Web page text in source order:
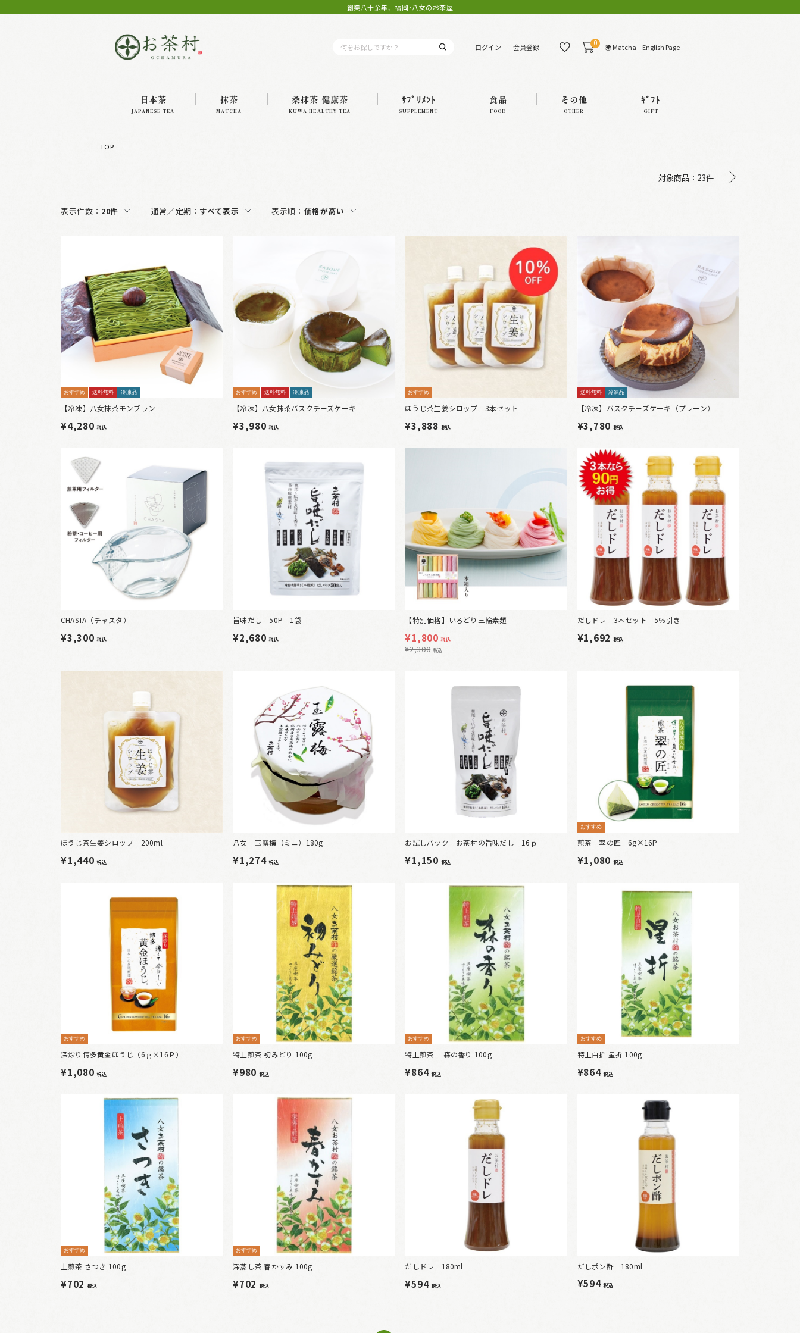
創業八十余年、福岡･八女のお茶屋
ログイン 会員登録 0 🌍 Matcha – English Page
日本茶
JAPANESE TEA
抹茶
MATCHA
桑抹茶 健康茶
KUWA HEALTHY TEA
ｻﾌﾟﾘﾒﾝﾄ
SUPPLEMENT
食品
FOOD
その他
OTHER
ｷﾞﾌﾄ
GIFT
TOP
対象商品： 23件
表示件数： 20件 通常／定期： すべて表示 表示順： 価格が高い
おすすめ 送料無料 冷凍品
【冷凍】八女抹茶モンブラン
¥4,280税込
おすすめ 送料無料 冷凍品
【冷凍】八女抹茶バスクチーズケーキ
¥3,980税込
おすすめ
ほうじ茶生姜シロップ 3本セット
¥3,888 税込
送料無料 冷凍品
【冷凍】バスクチーズケーキ（プレーン）
¥3,780 税込
CHASTA（チャスタ）
¥3,300税込
旨味だし 50P 1袋
¥2,680税込
【特別価格】いろどり三輪素麺
¥1,800 税込
¥2,300 税込
だしドレ 3本セット 5％引き
¥1,692 税込
ほうじ茶生姜シロップ 200ml
¥1,440税込
八女 玉露梅（ミニ）180g
¥1,274税込
お試しパック お茶村の旨味だし 16ｐ
¥1,150 税込
おすすめ
煎茶 翠の匠 6g×16P
¥1,080 税込
おすすめ
深炒り博多黄金ほうじ（6ｇ×16Ｐ）
¥1,080税込
おすすめ
特上煎茶 初みどり 100g
¥980 税込
おすすめ
特上煎茶 森の香り 100g
¥864税込
おすすめ
特上白折 星折 100g
¥864税込
おすすめ
上煎茶 さつき 100g
¥702 税込
おすすめ
深蒸し茶 春かすみ 100g
¥702 税込
だしドレ 180ml
¥594税込
だしポン酢 180ml
¥594税込